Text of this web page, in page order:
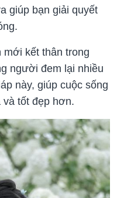
giúp bạn giải quyết
kết thân trong
người đem lại nhiều
này, giúp cuộc sống
và tốt đẹp hơn.